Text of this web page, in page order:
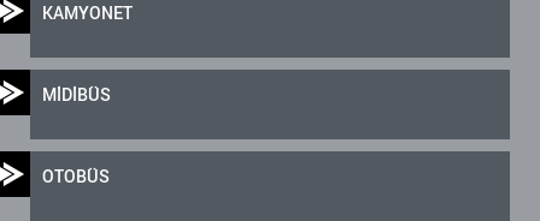
KAMYONET
MİDİBÜS
OTOBÜS